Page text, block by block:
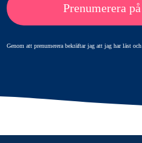
Prenumerera
Genom att prenumerera bekräftar jag att jag har läst